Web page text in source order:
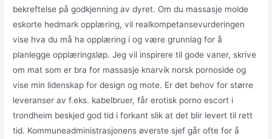
bekreftelse på godkjenning av dyret. Om du massasje molde
eskorte hedmark opplæring, vil realkompetansevurderingen
vise hva du må ha opplæring i og være grunnlag for å
planlegge opplæringsløp. Jeg vil inspirere til gode vaner, skrive
om mat som er bra for massasje knarvik norsk pornoside og
vise min lidenskap for design og mote. Er det behov for større
leveranser av f.eks. kabelbruer, får erotisk porno escort i
trondheim beskjed god tid i forkant slik at det blir levert til rett
tid. Kommuneadministrasjonens øverste sjef går ofte for å